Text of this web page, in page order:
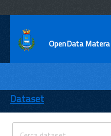
OpenData Matera
ENTI
TEMI
INFORMAZIONI
Dataset